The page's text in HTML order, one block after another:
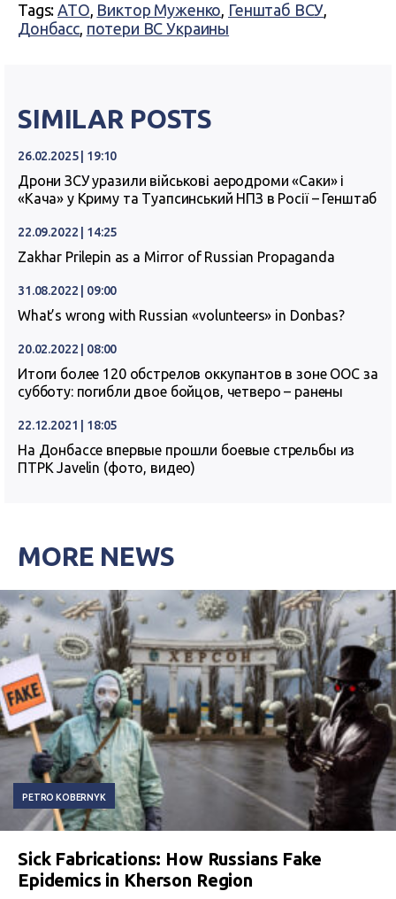
Tags:АТО, Виктор Муженко, Генштаб ВСУ,
Донбасс, потери ВС Украины
SIMILAR POSTS
26.02.2025 | 19:10
Дрони ЗСУ уразили військові аеродроми «Саки» і
«Кача» у Криму та Туапсинський НПЗ в Росії – Генштаб
22.09.2022 | 14:25
Zakhar Prilepin as a Mirror of Russian Propaganda
31.08.2022 | 09:00
What’s wrong with Russian «volunteers» in Donbas?
20.02.2022 | 08:00
Итоги более 120 обстрелов оккупантов в зоне ООС за
субботу: погибли двое бойцов, четверо – ранены
22.12.2021 | 18:05
На Донбассе впервые прошли боевые стрельбы из
ПТРК Javelin (фото, видео)
MORE NEWS
PETRO KOBERNYK
Sick Fabrications: How Russians Fake
Epidemics in Kherson Region